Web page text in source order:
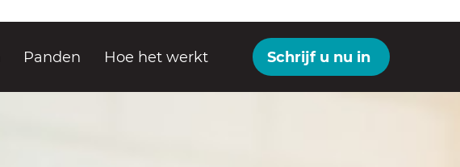
Panden Hoe het werkt Schrijf u nu in